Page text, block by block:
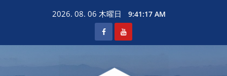
2026. 08. 06 木曜日 9:41:18 AM